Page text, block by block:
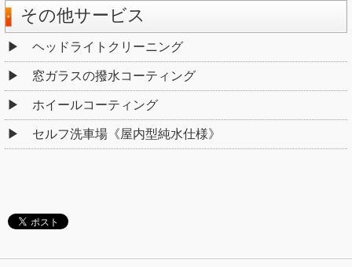
その他サービス
ヘッドライトクリーニング
窓ガラスの撥水コーティング
ホイールコーティング
セルフ洗車場《屋内型純水仕様》